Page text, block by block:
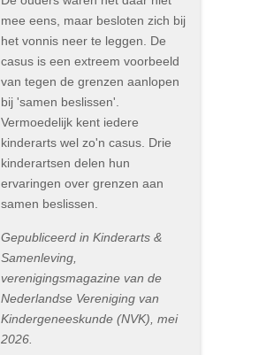
mee eens, maar besloten zich bij
het vonnis neer te leggen. De
casus is een extreem voorbeeld
van tegen de grenzen aanlopen
bij 'samen beslissen'.
Vermoedelijk kent iedere
kinderarts wel zo'n casus. Drie
kinderartsen delen hun
ervaringen over grenzen aan
samen beslissen.
Gepubliceerd in Kinderarts &
Samenleving,
verenigingsmagazine van de
Nederlandse Vereniging van
Kindergeneeskunde (NVK), mei
2026.